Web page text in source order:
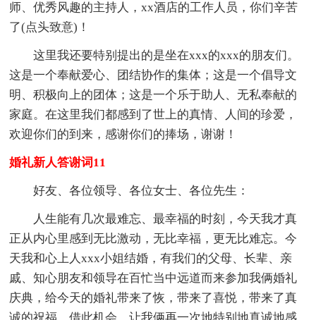
师、优秀风趣的主持人，xx酒店的工作人员，你们辛苦
了(点头致意)！
这里我还要特别提出的是坐在xxx的xxx的朋友们。
这是一个奉献爱心、团结协作的集体；这是一个倡导文
明、积极向上的团体；这是一个乐于助人、无私奉献的
家庭。在这里我们都感到了世上的真情、人间的珍爱，
欢迎你们的到来，感谢你们的捧场，谢谢！
婚礼新人答谢词11
好友、各位领导、各位女士、各位先生：
人生能有几次最难忘、最幸福的时刻，今天我才真
正从内心里感到无比激动，无比幸福，更无比难忘。今
天我和心上人xxx小姐结婚，有我们的父母、长辈、亲
戚、知心朋友和领导在百忙当中远道而来参加我俩婚礼
庆典，给今天的婚礼带来了恢，带来了喜悦，带来了真